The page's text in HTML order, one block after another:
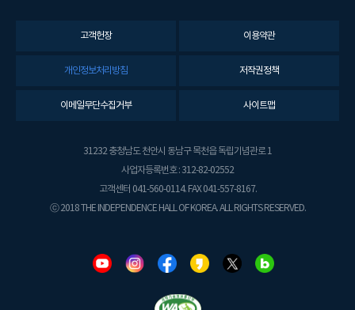
고객헌장 이용약관
개인정보처리방침 저작권정책
이메일무단수집거부 사이트맵
31232 충청남도 천안시 동남구 목천읍 독립기념관로 1
사업자등록번호 : 312-82-02552
고객센터 041-560-0114. FAX 041-557-8167.
ⓒ 2018 THE INDEPENDENCE HALL OF KOREA. ALL RIGHTS RESERVED.